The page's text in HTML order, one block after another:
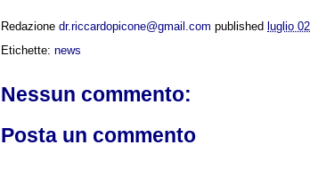
Redazione dr.riccardopicone@gmail.com published luglio
Etichette: news
Nessun commento:
Posta un commento